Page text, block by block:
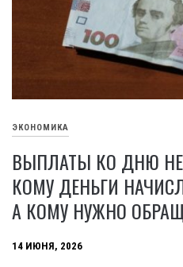
ЭКОНОМИКА
ВЫПЛАТЫ КО ДНЮ
КОМУ ДЕНЬГИ
А КОМУ НУЖНО
14 ИЮНЯ, 2026